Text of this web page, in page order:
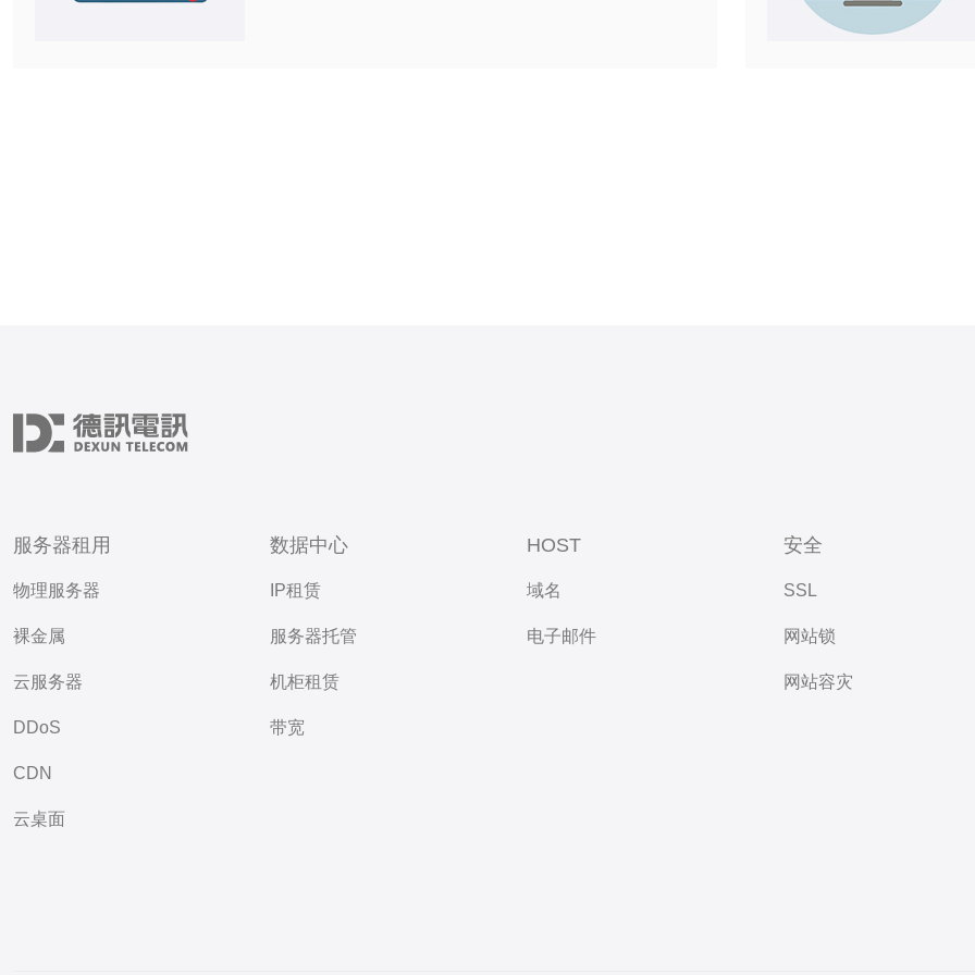
服务器租用
物理服务器
裸金属
云服务器
DDoS
CDN
云桌面
数据中心
IP租赁
服务器托管
机柜租赁
带宽
HOST
域名
电子邮件
安全
SSL
网站锁
网站容灾